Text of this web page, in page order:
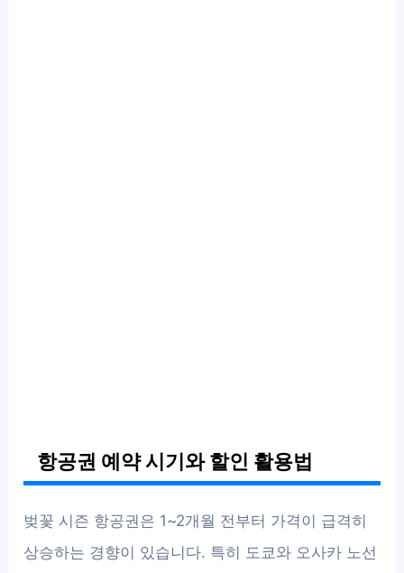
항공권 예약 시기와 할인 활용법
벚꽃 시즌 항공권은 1~2개월 전부터 가격이 급격히
상승하는 경향이 있습니다. 특히 도쿄와 오사카 노선